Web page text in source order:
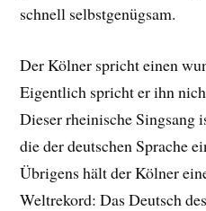
schnell selbstgenügsam.
Der Kölner spricht einen
Eigentlich spricht er ihn
Dieser rheinische
die der deutschen Sprache
Übrigens hält der Kölner
Weltrekord: Das Deutsch